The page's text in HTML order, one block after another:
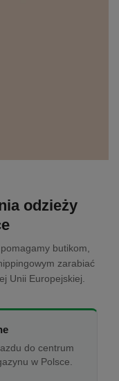
odzieży
butikom,
zarabiać
Unii Europejskiej.
do centrum
w Polsce.